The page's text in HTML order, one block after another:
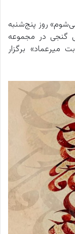
روز پنج‌شنبه
گنجی در مجموعه
میرعماد» برگزار